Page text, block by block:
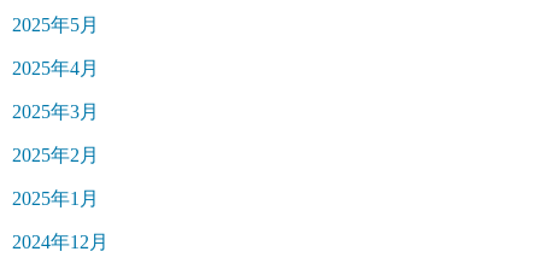
2025年5月
2025年4月
2025年3月
2025年2月
2025年1月
2024年12月